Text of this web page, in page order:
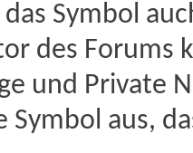
Symbol
des Forums
und Private
Symbol aus,